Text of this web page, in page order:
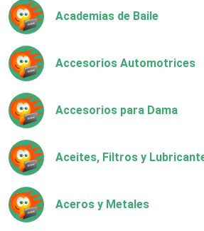
Academias de Baile
Accesorios Automotrices
Accesorios para Dama
Aceites, Filtros y
Aceros y Metales